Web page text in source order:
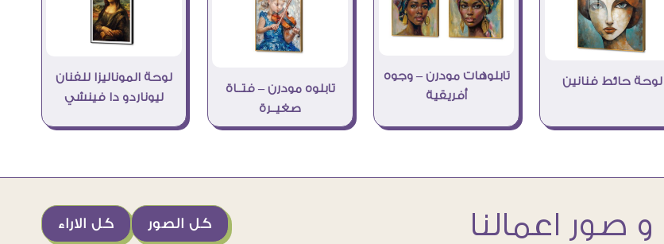
لوحة حائط فنانين
تابلوهات مودرن – وجوه
أفريقية
تابلوه مودرن – فتــاة
صغيــرة
لوحة الموناليزا للفنان
ليوناردو دا فينشي
و صور اعمالنا كل الاراء كل الصور